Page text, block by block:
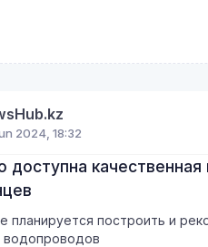
2024, 18:32
доступна
планируется построить и
водопроводов